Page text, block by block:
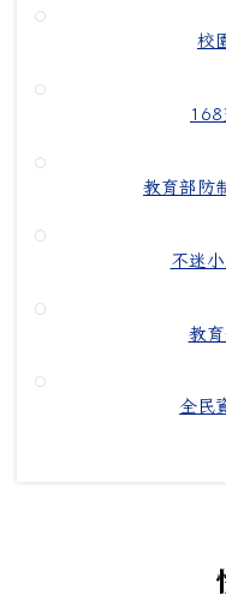
校
168
教育部防
不迷
教
全民